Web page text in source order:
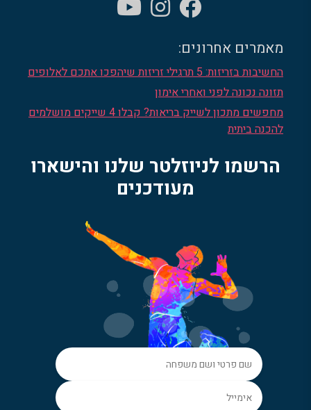
מאמרים אחרונים:
החשיבות בזריזות: 5 תרגילי זריזות שיהפכו אתכם לאלופים
תזונה נכונה לפני ואחרי אימון
מחפשים מתכון לשייק בריאות? קבלו 4 שייקים מושלמים
להכנה ביתית
הרשמו לניוזלטר שלנו והישארו
מעודכנים